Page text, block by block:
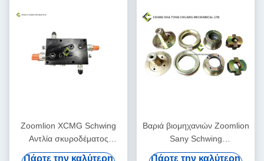
Zoomlion XCMG Schwing
Αντλία σκυροδέματος
Ανταλλακτικά Βαλβίδα
Πάρτε την καλύτερη
Βαριά βιομηχανιών Zoomlion
Sany Schwing
συγκεκριμένων αντλιών
Πάρτε την καλύτερη